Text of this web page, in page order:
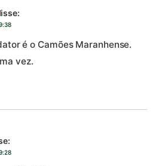
é o Camões Maranhense.
vez.